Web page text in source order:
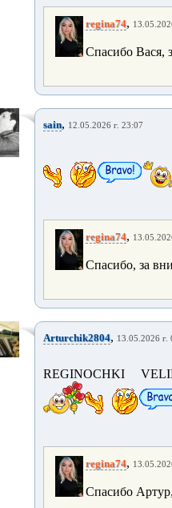
regina74,
Спасибо Вася,
sain, 12.05.2026 г. 23:07
regina74,
Спасибо, за
Arturchik2804, 13.05.2026 г.
REGINOCHKI
regina74,
Спасибо